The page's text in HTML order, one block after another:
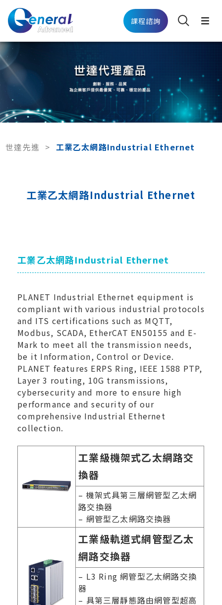
課程諮詢
世達先進 > 工業乙太網路Industrial Ethernet
工業乙太網路Industrial Ethernet
工業乙太網路Industrial Ethernet
PLANET Industrial Ethernet equipment is
compliant with various industrial protocols
and ITS certifications such as MQTT,
Modbus, SCADA, EtherCAT EN50155 and E-
Mark to meet all the transmission needs,
be it Information, Control or Device.
PLANET features ERPS Ring, IEEE 1588 PTP,
Layer 3 routing, 10G transmissions,
cybersecurity and more to ensure high
performance and security of our
comprehensive Industrial Ethernet
collection.
工業級機架式乙太網路交
換器
– 機架式具第三層網管型乙太網
路交換器
– 網管型乙太網路交換器
工業級軌道式網管型乙太
網路交換器
– L3 Ring 網管型乙太網路交換
器
– 具第三層靜態路由網管型超高